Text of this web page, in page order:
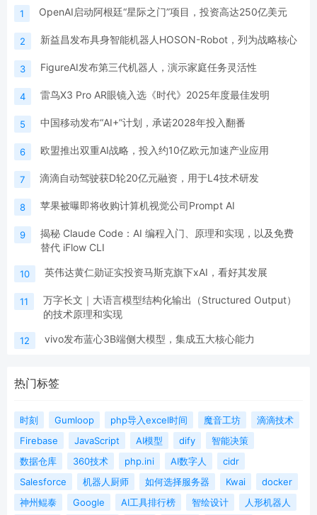
1 OpenAI启动阿根廷“星际之门”项目，投资高达250亿美元
2 新益昌发布具身智能机器人HOSON-Robot，列为战略核心
3 FigureAI发布第三代机器人，演示家庭任务灵活性
4 雷鸟X3 Pro AR眼镜入选《时代》2025年度最佳发明
5 中国移动发布“AI+”计划，承诺2028年投入翻番
6 欧盟推出双重AI战略，投入约10亿欧元加速产业应用
7 滴滴自动驾驶获D轮20亿元融资，用于L4技术研发
8 苹果被曝即将收购计算机视觉公司Prompt AI
9
揭秘 Claude Code：AI 编程入门、原理和实现，以及免费
替代 iFlow CLI
10 英伟达黄仁勋证实投资马斯克旗下xAI，看好其发展
11
万字长文｜大语言模型结构化输出（Structured Output）
的技术原理和实现
12 vivo发布蓝心3B端侧大模型，集成五大核心能力
热门标签
时刻 Gumloop php导入excel时间 魔音工坊
滴滴技术
Firebase
JavaScript AI模型 dify
智能决策
数据仓库
360技术 php.ini AI数字人
cidr
Salesforce
机器人厨师 如何选择服务器 Kwai
docker
神州鲲泰
Google AI工具排行榜 智绘设计 人形机器人